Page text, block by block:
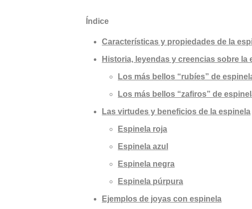
Índice
Características y propiedades de la
Historia, leyendas y creencias sobre la
Los más bellos “rubíes” de
Los más bellos “zafiros” de
Las virtudes y beneficios de la espinela
Espinela roja
Espinela azul
Espinela negra
Espinela púrpura
Ejemplos de joyas con espinela